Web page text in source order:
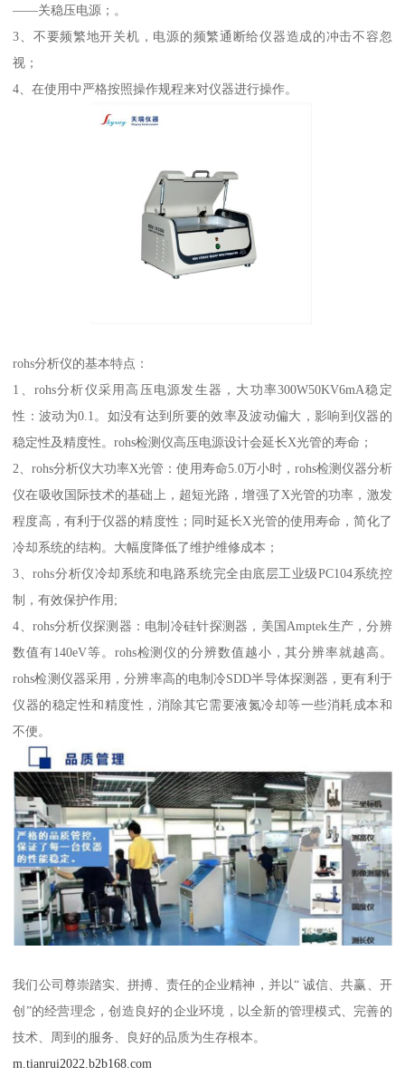
——关稳压电源；。
3、不要频繁地开关机，电源的频繁通断给仪器造成的冲击不容忽
视；
4、在使用中严格按照操作规程来对仪器进行操作。
rohs分析仪的基本特点：
1、rohs分析仪采用高压电源发生器，大功率300W50KV6mA稳定
性：波动为0.1。如没有达到所要的效率及波动偏大，影响到仪器的
稳定性及精度性。rohs检测仪高压电源设计会延长X光管的寿命；
2、rohs分析仪大功率X光管：使用寿命5.0万小时，rohs检测仪器分析
仪在吸收国际技术的基础上，超短光路，增强了X光管的功率，激发
程度高，有利于仪器的精度性；同时延长X光管的使用寿命，简化了
冷却系统的结构。大幅度降低了维护维修成本；
3、rohs分析仪冷却系统和电路系统完全由底层工业级PC104系统控
制，有效保护作用;
4、rohs分析仪探测器：电制冷硅针探测器，美国Amptek生产，分辨
数值有140eV等。rohs检测仪的分辨数值越小，其分辨率就越高。
rohs检测仪器采用，分辨率高的电制冷SDD半导体探测器，更有利于
仪器的稳定性和精度性，消除其它需要液氮冷却等一些消耗成本和
不便。
我们公司尊崇踏实、拼搏、责任的企业精神，并以“ 诚信、共赢、开
创”的经营理念，创造良好的企业环境，以全新的管理模式、完善的
技术、周到的服务、良好的品质为生存根本。
m.tianrui2022.b2b168.com